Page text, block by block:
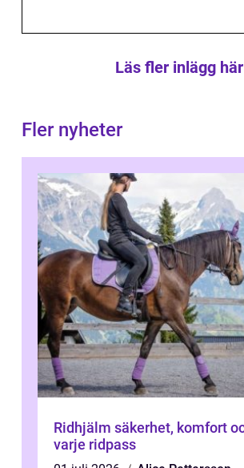
Läs fler inlägg här
Fler nyheter
Ridhjälm säkerhet, komfort och stil i
varje ridpass